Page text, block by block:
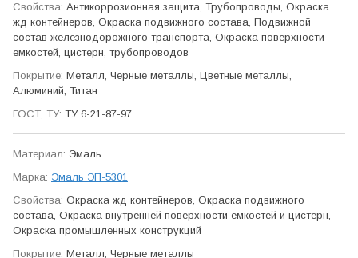
Антикор­розионная защита, Трубо­проводы, Окраска
жд контейнеров, Окраска подвижного состава, Подвижной
состав железно­дорожного транспорта, Окраска поверхности
емкостей, цистерн, трубо­проводов
Металл, Черные металлы, Цветные металлы,
Алюминий, Титан
ТУ 6-21-87-97
Эмаль
Эмаль ЭП-5301
Окраска жд контейнеров, Окраска подвижного
состава, Окраска внутренней поверхности емкостей и цистерн,
Окраска промыш­ленных конструкций
Металл, Черные металлы